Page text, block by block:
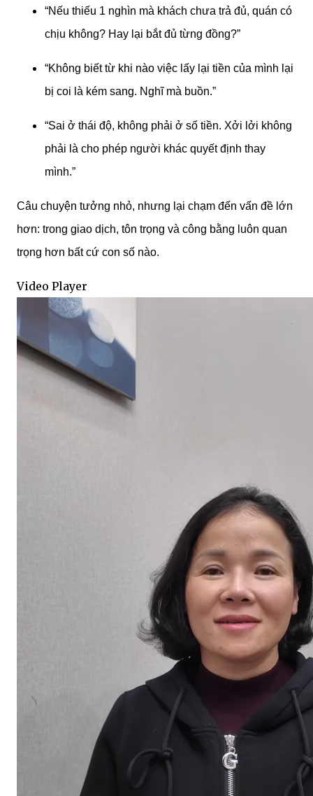
“Nếu thiếu 1 nghìn mà khách chưa trả đủ, quán có
chịu không? Hay lại bắt đủ từng đồng?”
“Không biết từ khi nào việc lấy lại tiền của mình lại
bị coi là kém sang. Nghĩ mà buồn.”
“Sai ở thái độ, không phải ở số tiền. Xởi lởi không
phải là cho phép người khác quyết định thay
mình.”
Câu chuyện tưởng nhỏ, nhưng lại chạm đến vấn đề lớn
hơn: trong giao dịch, tôn trọng và công bằng luôn quan
trọng hơn bất cứ con số nào.
Video Player